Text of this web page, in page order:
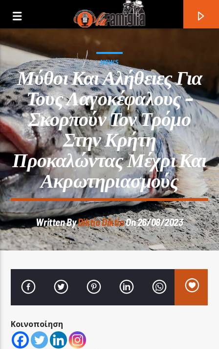
Current Track
Title
Artist
LA FAMIGLIA RADIO
LA FAMIGLIA ΝΗΣΙΩΤΙΚΑ
NEWS
Μύθοι Και Αλήθειες Για
Τους Λαγοκέφαλους –
Σκορπούν Τον Τρόμο
Στην Κρήτη
Προκαλώντας Μέχρι Και
Ακρωτηριασμούς
Written ByDiktio DiktioOn 26/08/2023
Κοινοποίηση